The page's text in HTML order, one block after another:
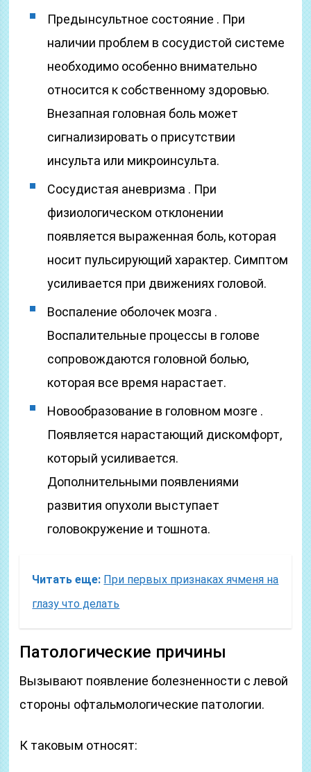
Предынсультное состояние . При
наличии проблем в сосудистой системе
необходимо особенно внимательно
относится к собственному здоровью.
Внезапная головная боль может
сигнализировать о присутствии
инсульта или микроинсульта.
Сосудистая аневризма . При
физиологическом отклонении
появляется выраженная боль, которая
носит пульсирующий характер. Симптом
усиливается при движениях головой.
Воспаление оболочек мозга .
Воспалительные процессы в голове
сопровождаются головной болью,
которая все время нарастает.
Новообразование в головном мозге .
Появляется нарастающий дискомфорт,
который усиливается.
Дополнительными появлениями
развития опухоли выступает
головокружение и тошнота.
Читать еще: При первых признаках ячменя на
глазу что делать
Патологические причины
Вызывают появление болезненности с левой
стороны офтальмологические патологии.
К таковым относят: